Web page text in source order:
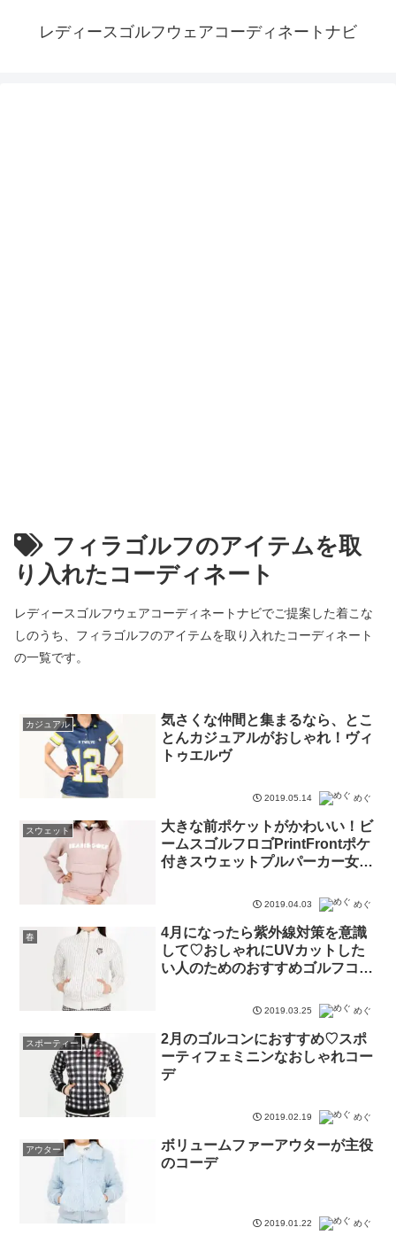
レディースゴルフウェアコーディネートナビ
フィラゴルフのアイテムを取
り入れたコーディネート
レディースゴルフウェアコーディネートナビでご提案した着こな
しのうち、フィラゴルフのアイテムを取り入れたコーディネート
の一覧です。
カジュアル
気さくな仲間と集まるなら、とこ
とんカジュアルがおしゃれ！ヴィ
トゥエルヴ
2019.05.14 めぐ
スウェット
大きな前ポケットがかわいい！ビ
ームスゴルフロゴPrintFrontポケ
付きスウェットプルパーカー女子
2019.04.03 めぐ
春
4月になったら紫外線対策を意識
して♡おしゃれにUVカットした
い人のためのおすすめゴルフコー
2019.03.25 めぐ
スポーティー
2月のゴルコンにおすすめ♡スポ
ーティフェミニンなおしゃれコー
デ
2019.02.19 めぐ
アウター
ボリュームファーアウターが主役
のコーデ
2019.01.22 めぐ